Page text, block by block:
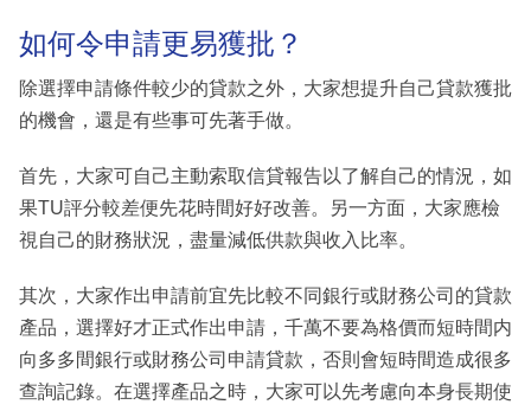
如何令申請更易獲批？
除選擇申請條件較少的貸款之外，大家想提升自己貸款獲批
的機會，還是有些事可先著手做。
首先，大家可自己主動索取信貸報告以了解自己的情況，如
果TU評分較差便先花時間好好改善。另一方面，大家應檢
視自己的財務狀況，盡量減低供款與收入比率。
其次，大家作出申請前宜先比較不同銀行或財務公司的貸款
產品，選擇好才正式作出申請，千萬不要為格價而短時間内
向多多間銀行或財務公司申請貸款，否則會短時間造成很多
查詢記錄。在選擇產品之時，大家可以先考慮向本身長期使